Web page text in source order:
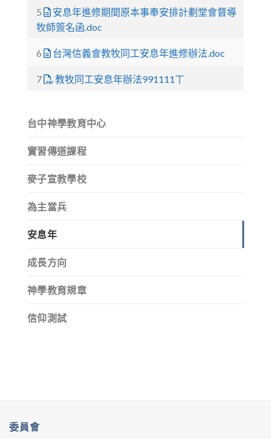
5
安息年進修期間原本事奉安排計劃堂會督導
牧師簽名函.doc
6 台灣信義會教牧同工安息年進修辦法.doc
7 教牧同工安息年辦法991111ㄒ
台中神學教育中心
實習傳道課程
麥子宣教學校
為主當兵
安息年
成長方向
神學教育規章
信仰測試
委員會